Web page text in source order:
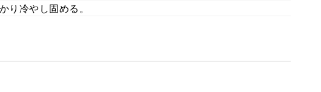
り冷やし固める。